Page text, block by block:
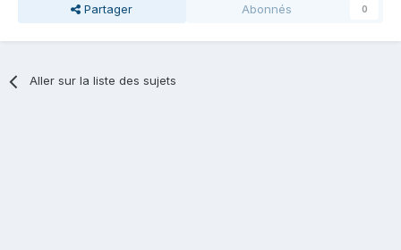
Partager Abonnés 0
Aller sur la liste des sujets